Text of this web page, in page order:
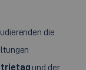
die
und der